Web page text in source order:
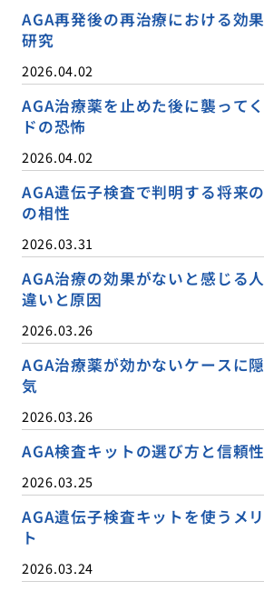
AGA再発後の再治療における効
研究
2026.04.02
AGA治療薬を止めた後に襲って
ドの恐怖
2026.04.02
AGA遺伝子検査で判明する将来
の相性
2026.03.31
AGA治療の効果がないと感じる
違いと原因
2026.03.26
AGA治療薬が効かないケースに
気
2026.03.26
AGA検査キットの選び方と信頼
2026.03.25
AGA遺伝子検査キットを使うメ
ト
2026.03.24